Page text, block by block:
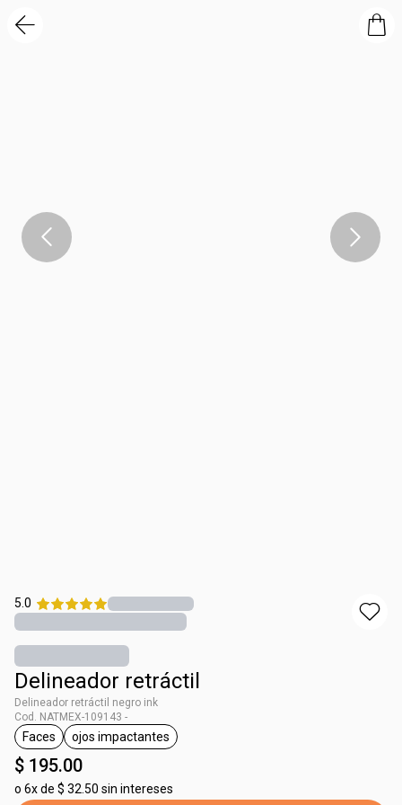
5.0
Delineador retráctil
Delineador retráctil negro ink
Cod. NATMEX-109143 -
etiqueta Faces
Faces
etiqueta ojos impactantes
ojos impactantes
$ 195.00
o 6x de $ 32.50 sin intereses